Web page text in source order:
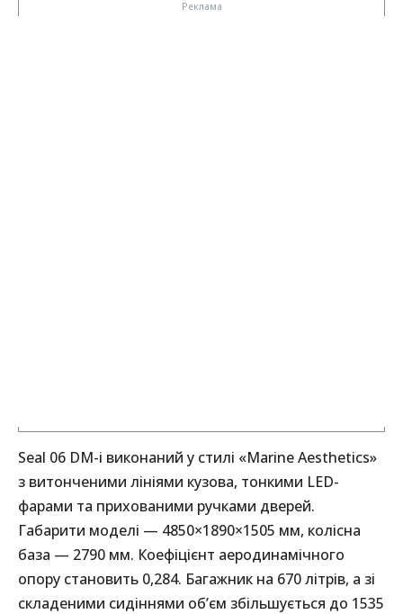
Seal 06 DM-i виконаний у стилі «Marine Aesthetics»
з витонченими лініями кузова, тонкими LED-
фарами та прихованими ручками дверей.
Габарити моделі — 4850×1890×1505 мм, колісна
база — 2790 мм. Коефіцієнт аеродинамічного
опору становить 0,284. Багажник на 670 літрів, а зі
складеними сидіннями об’єм збільшується до 1535